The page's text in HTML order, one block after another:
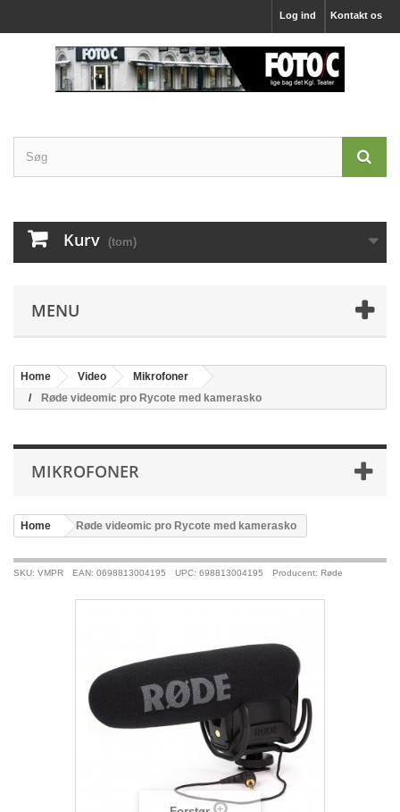
Kontakt os
Log ind
Kurv (tom)
MENU
Home Video
Mikrofoner
Røde videomic pro Rycote med kamerasko
MIKROFONER
Home >Røde videomic pro Rycote med kamerasko
SKU: VMPR EAN: 0698813004195 UPC: 698813004195 Producent: Røde